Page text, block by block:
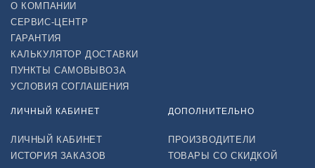
О КОМПАНИИ
СЕРВИС-ЦЕНТР
ГАРАНТИЯ
КАЛЬКУЛЯТОР ДОСТАВКИ
ПУНКТЫ САМОВЫВОЗА
УСЛОВИЯ СОГЛАШЕНИЯ
ЛИЧНЫЙ КАБИНЕТ
ЛИЧНЫЙ КАБИНЕТ
ИСТОРИЯ ЗАКАЗОВ
ДОПОЛНИТЕЛЬНО
ПРОИЗВОДИТЕЛИ
ТОВАРЫ СО СКИДКОЙ